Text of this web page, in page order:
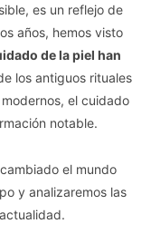
es un reflejo de
años, hemos visto
de la piel han
los antiguos rituales
el cuidado
notable.
el mundo
y analizaremos las